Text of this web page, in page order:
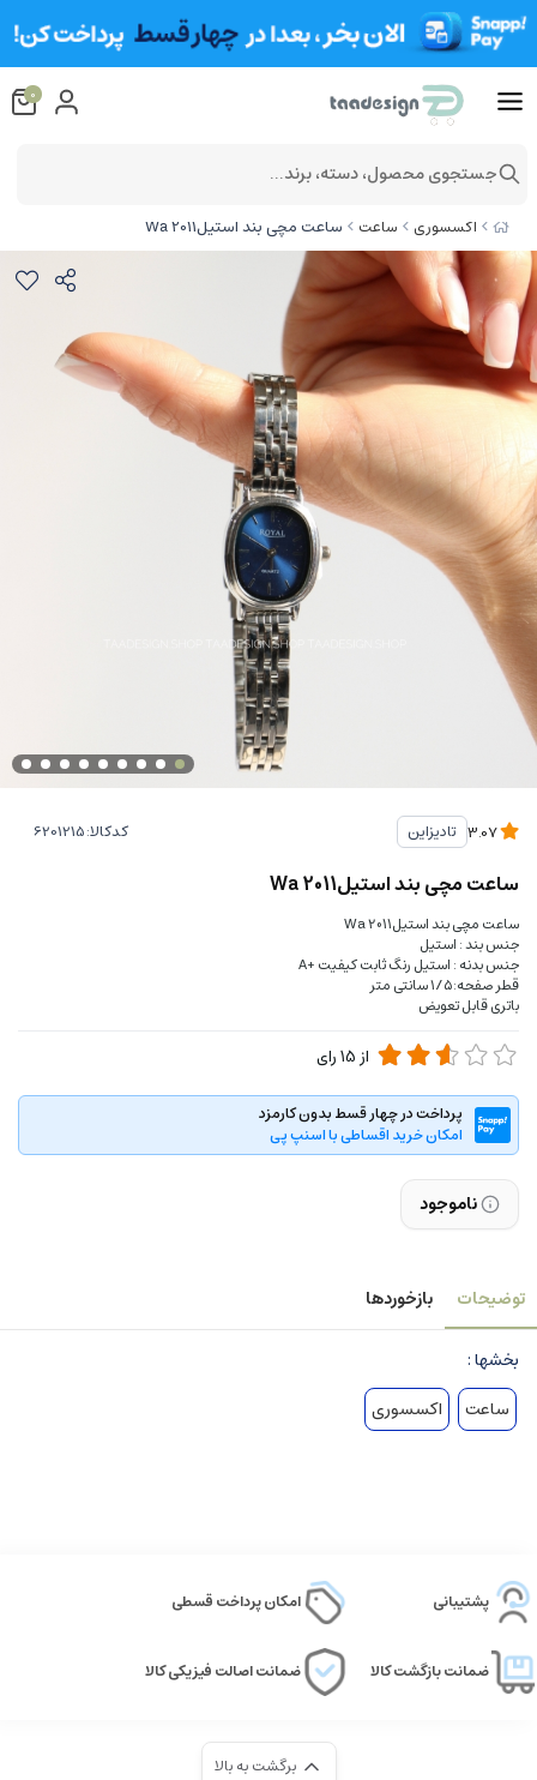
اکسسوری ساعت ساعت مچی بند استیلWa 2011
تادیزاین کدکالا:
ساعت مچی بند استیلWa 2011
ساعت مچی بند استیلWa 2011
جنس بند : استیل
جنس بدنه : استیل رنگ ثابت کیفیت +A
قطر صفحه:۱/۵ سانتی متر
باتری قابل تعویض
از 15رای
پرداخت در چهار قسط بدون کارمزد
امکان خرید اقساطی با اسنپ پی
ناموجود
توضیحات بازخوردها
بخشها :
ساعت
اکسسوری
پشتیبانی امکان پرداخت قسطی
ضمانت بازگشت کالا ضمانت اصالت فیزیکی کالا
برگشت به بالا
0
جستجوی محصول، دسته، برند...